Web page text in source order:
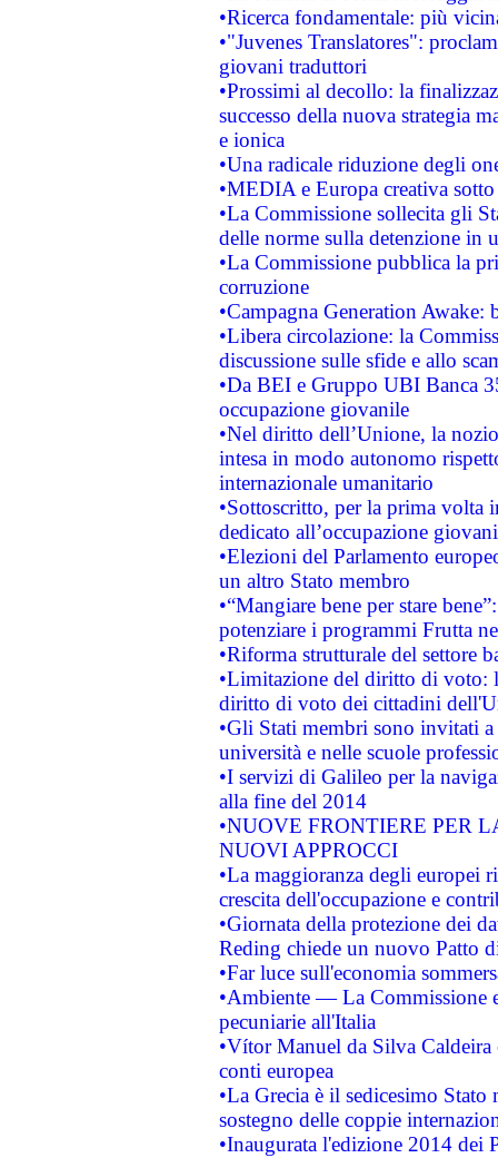
•Ricerca fondamentale: più
•"Juvenes Translatores":
giovani traduttori
•Prossimi al decollo: la
successo della nuova strategia
e ionica
•Una radicale riduzione degli
•MEDIA e Europa creativa
•La Commissione sollecita gli
delle norme sulla detenzione in
•La Commissione pubblica la
corruzione
•Campagna Generation
•Libera circolazione: la
discussione sulle sfide e allo
•Da BEI e Gruppo UBI Banca
occupazione giovanile
•Nel diritto dell’Unione, la
intesa in modo autonomo
internazionale umanitario
•Sottoscritto, per la prima volta
dedicato all’occupazione
•Elezioni del Parlamento
un altro Stato membro
•“Mangiare bene per stare
potenziare i programmi Frutta
•Riforma strutturale del settore
•Limitazione del diritto di voto:
diritto di voto dei cittadini
•Gli Stati membri sono invitati
università e nelle scuole
•I servizi di Galileo per la
alla fine del 2014
•NUOVE FRONTIERE PER
NUOVI APPROCCI
•La maggioranza degli europei
crescita dell'occupazione e
•Giornata della protezione dei
Reding chiede un nuovo Patto
•Far luce sull'economia
•Ambiente — La Commissione
pecuniarie all'Italia
•Vítor Manuel da Silva Caldeira
conti europea
•La Grecia è il sedicesimo
sostegno delle coppie
•Inaugurata l'edizione 2014 dei